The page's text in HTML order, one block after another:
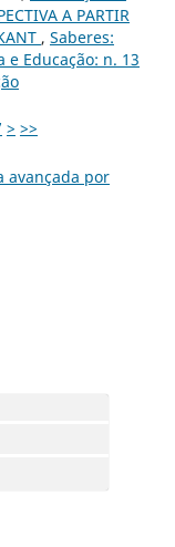
A PARTIR
, Saberes:
Educação: n. 13
> >>
avançada por